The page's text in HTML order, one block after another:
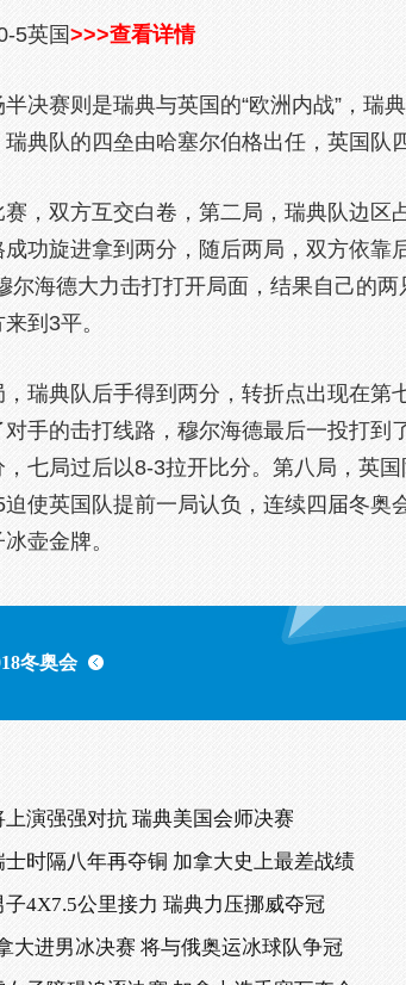
5英国>>>查看详情
半决赛则是瑞典与英国的“欧洲内战”，瑞
典队的四垒由哈塞尔伯格出任，英国队
赛，双方互交白卷，第二局，瑞典队边区
成功旋进拿到两分，随后两局，双方依靠
尔海德大力击打打开局面，结果自己的
到3平。
，瑞典队后手得到两分，转折点出现在第
手的击打线路，穆尔海德最后一投打到
，七局过后以8-3拉开比分。第八局，英
使英国队提前一局认负，连续四届冬奥
壶金牌。
冬奥会
上演强强对抗 瑞典美国会师决赛
士时隔八年再夺铜 加拿大史上最差战绩
4X7.5公里接力 瑞典力压挪威夺冠
大进男冰决赛 将与俄奥运冰球队争冠